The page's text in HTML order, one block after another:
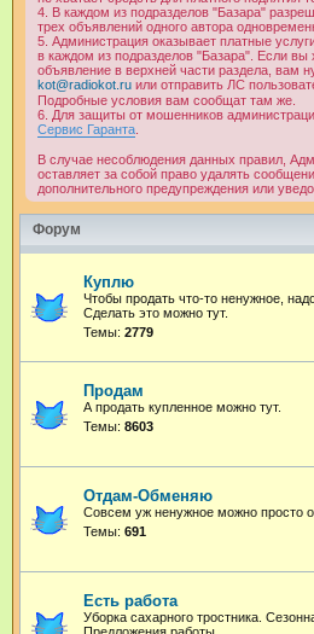
4. В каждом из подразделов "Базара"
трех объявлений одного автора
5. Администрация оказывает платные
в каждом из подразделов "Базара". Если вы
объявление в верхней части раздела, вам
kot@radiokot.ru или отправить ЛС
Подробные условия вам сообщат там же.
6. Для защиты от мошенников
Сервис Гаранта
В случае несоблюдения данных правил,
оставляет за собой право удалять
дополнительного предупреждения или
Форум
Куплю
Чтобы продать что-то ненужное,
Сделать это можно тут.
Темы: 2779
Продам
А продать купленное можно тут.
Темы: 8603
Отдам-Обменяю
Совсем уж ненужное можно просто
Темы: 691
Есть работа
Уборка сахарного тростника.